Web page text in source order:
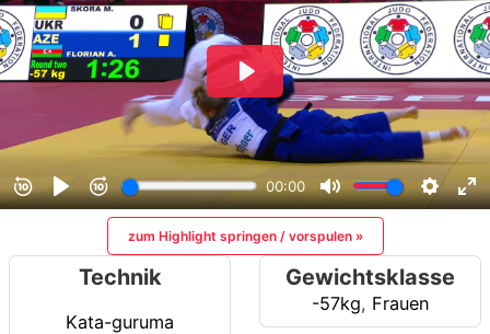
zum Highlight springen / vorspulen »
Technik
Kata-guruma
Gewichtsklasse
-57kg, Frauen